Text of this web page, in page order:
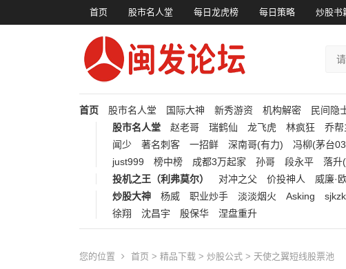
首页 股市名人堂 每日龙虎榜 每日策略 炒股书
首页 股市名人堂 国际大神 新秀游资 机构解密 民间隐
股市名人堂
赵老哥 瑞鹤仙 龙飞虎 林疯狂 乔帮
闻少
著名刺客 一招鲜 深南哥(有力) 冯柳(茅台
just999
榜中榜 成都3万起家 孙哥 段永平 落升
投机之王（利弗莫尔）
对冲之父 价投神人 威廉·
炒股大神
杨威 职业炒手 淡淡烟火 Asking
徐翔
沈昌宇 殷保华 涅盘重升
您的位置 首页 > 精品下载> 炒股公式 > 天使之翼短线股票池